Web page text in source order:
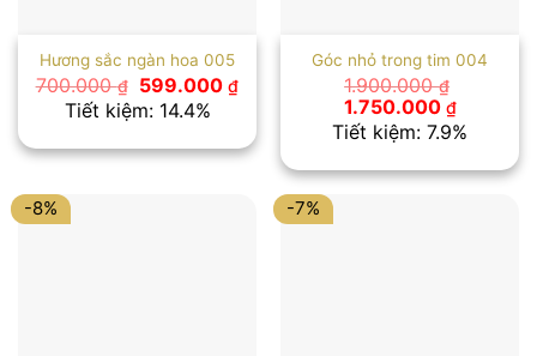
Hương sắc ngàn hoa 005
700.000₫
Giá
gốc
là:
599.000₫Giá
là:
599.000 ₫.
Tiết kiệm: 14.4%
Góc nhỏ trong tim 004
1.900.000₫
Giá
gốc
là:
1.750.000 ₫Giá
hiện
tại
Tiết kiệm: 7.9%
-8% -7%